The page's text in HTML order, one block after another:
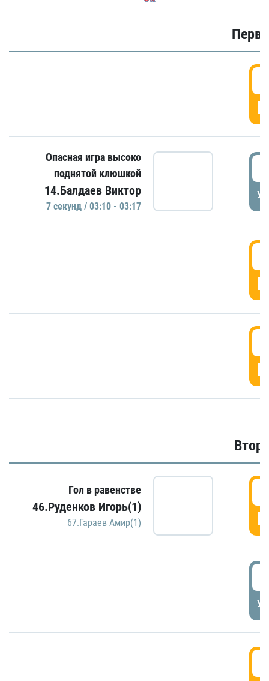
Опасная игра высоко
поднятой клюшкой
14.Балдаев Виктор
7 секунд / 03:10 - 03:17
Гол в равенстве
46.Руденков Игорь(1)
67.Гараев Амир(1)